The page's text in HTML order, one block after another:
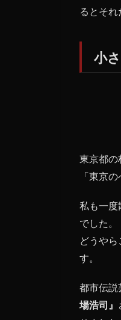
るとそれ
小
東京都の
「東京
私も一度
でした。
どうや
す。
都市伝説
場浩司』